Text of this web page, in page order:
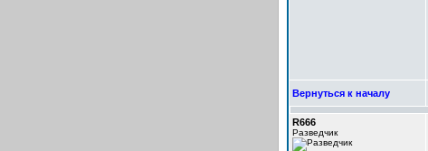
Вернуться к началу
R666
Разведчик